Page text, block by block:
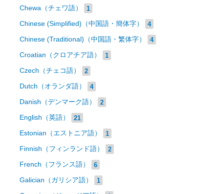
Chewa（チェワ語） 1
Chinese (Simplified)（中国語・簡体字） 4
Chinese (Traditional)（中国語・繁体字） 4
Croatian（クロアチア語） 1
Czech（チェコ語） 2
Dutch（オランダ語） 4
Danish（デンマーク語） 2
English（英語） 21
Estonian（エストニア語） 1
Finnish（フィンランド語） 2
French（フランス語） 6
Galician（ガリシア語） 1